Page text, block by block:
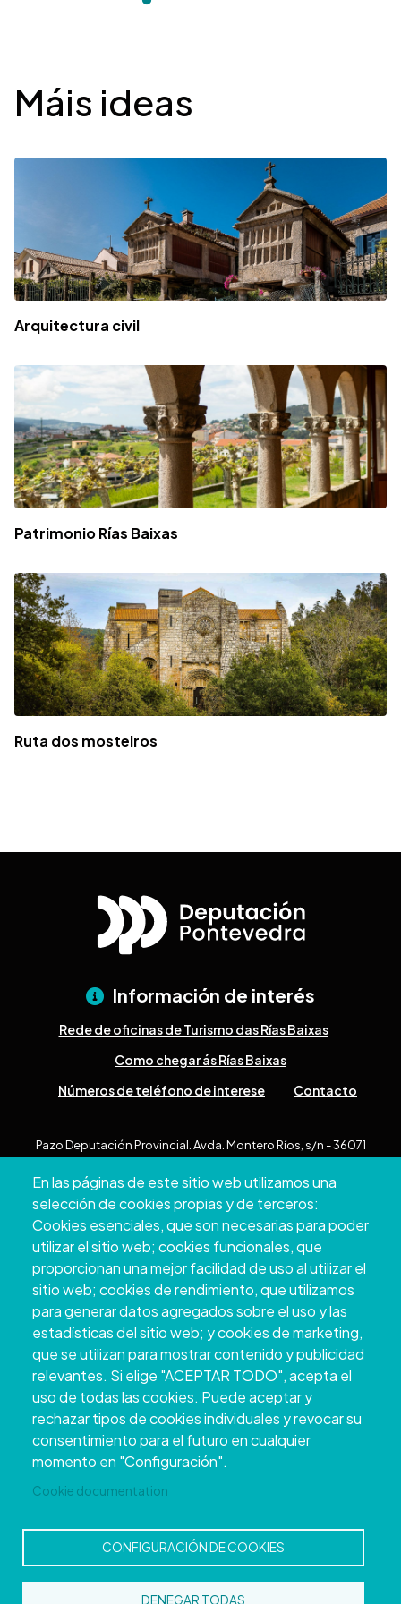
Desplegable
Máis ideas
Arquitectura civil
Patrimonio Rías Baixas
Ruta dos mosteiros
En las páginas de este sitio web utilizamos una
selección de cookies propias y de terceros:
Cookies esenciales, que son necesarias para poder
utilizar el sitio web; cookies funcionales, que
proporcionan una mejor facilidad de uso al utilizar el
sitio web; cookies de rendimiento, que utilizamos
para generar datos agregados sobre el uso y las
estadísticas del sitio web; y cookies de marketing,
que se utilizan para mostrar contenido y publicidad
relevantes. Si elige "ACEPTAR TODO", acepta el
uso de todas las cookies. Puede aceptar y
rechazar tipos de cookies individuales y revocar su
consentimiento para el futuro en cualquier
momento en "Configuración".
Cookie documentation
CONFIGURACIÓN DE COOKIES
DENEGAR TODAS
Información de interés
Rede de oficinas de Turismo das Rías Baixas
Como chegar ás Rías Baixas
Números de teléfono de interese
Contacto
Pazo Deputación Provincial. Avda. Montero Ríos, s/n - 36071
+34 986 804 100 | +34 986 804 124
Copyright © 2026. Deputación Provincial de
Pontevedra. Todos os dereitos reservados
Aviso
Accessibility Protección de